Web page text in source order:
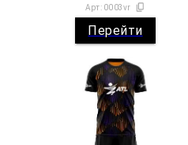
Арт: 0003vr
Перейти